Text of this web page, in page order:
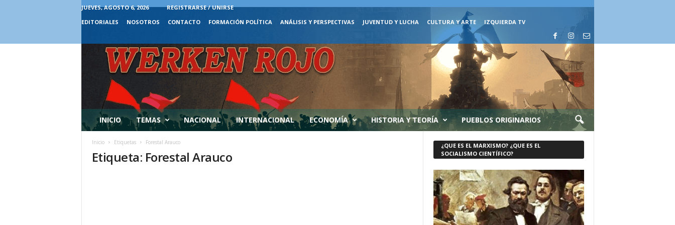
JUEVES, AGOSTO 6, 2026
REGISTRARSE / UNIRSE
EDITORIALES
NOSOTROS CONTACTO FORMACIÓN POLÍTICA ANÁLISIS Y PERSPECTIVAS JUVENTUD Y LUCHA CULTURA Y ARTE IZQUIERDA TV
INICIO TEMAS NACIONAL INTERNACIONAL ECONOMÍA HISTORIA Y TEORÍA PUEBLOS ORIGINARIOS
Inicio Etiquetas Forestal Arauco
Etiqueta: Forestal Arauco
¿QUE ES EL MARXISMO? ¿QUE ES EL
SOCIALISMO CIENTÍFICO?